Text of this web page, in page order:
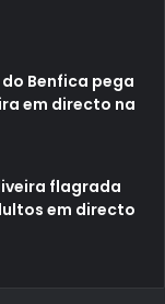
Benfica pega
em directo na
flagrada
em directo